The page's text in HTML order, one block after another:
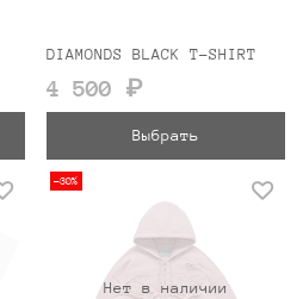
DIAMONDS BLACK T-SHIRT
4 500 ₽
Выбрать
Нет в наличии
-30%